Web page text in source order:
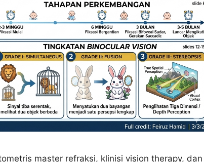
master refraksi, klinisi vision therapy, dan